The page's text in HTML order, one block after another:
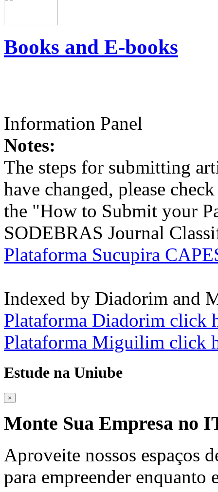
Books and E-books
Information Panel
Notes:
The steps for submitting
have changed, please
the "How to Submit your
SODEBRAS Journal
Plataforma Sucupira
Indexed by Diadorim and
Plataforma Diadorim click
Plataforma Miguilim click
Estude na Uniube
×
Monte Sua Empresa no
Aproveite nossos espaços
para empreender enquanto